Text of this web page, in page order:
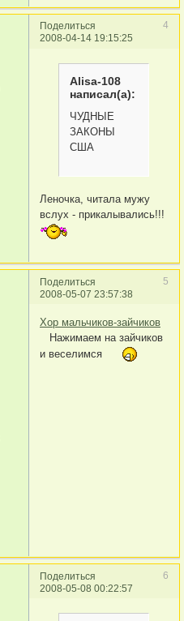
Поделиться
4
2008-04-14 19:15:25
Alisa-108
написал(а):
ЧУДНЫЕ
ЗАКОНЫ
США
Леночка, читала мужу
вслух - прикалывались!!!
Поделиться
5
2008-05-07 23:57:38
Хор мальчиков-зайчиков
Нажимаем на зайчиков
и веселимся
Поделиться
6
2008-05-08 00:22:57